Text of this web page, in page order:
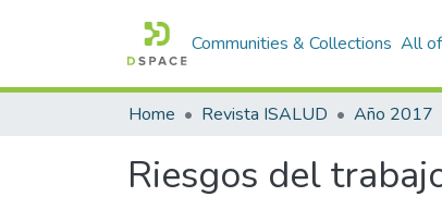
Communities & Collections All
Home Revista ISALUD Año 2017
Riesgos del